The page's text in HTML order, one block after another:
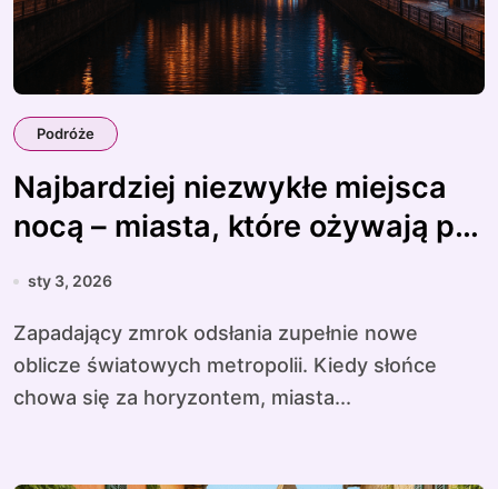
Podróże
Najbardziej niezwykłe miejsca
nocą – miasta, które ożywają po
zmroku
sty 3, 2026
Zapadający zmrok odsłania zupełnie nowe
oblicze światowych metropolii. Kiedy słońce
chowa się za horyzontem, miasta...